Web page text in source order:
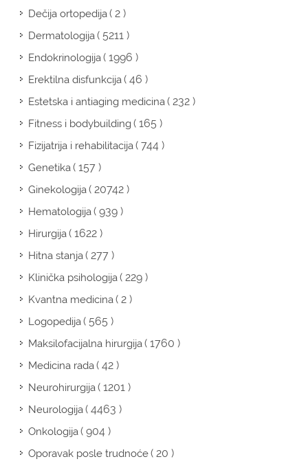
Dečija ortopedija( 2 )
Dermatologija( 5211 )
Endokrinologija( 1996 )
Erektilna disfunkcija( 46 )
Estetska i antiaging medicina( 232 )
Fitness i bodybuilding( 165 )
Fizijatrija i rehabilitacija( 744 )
Genetika( 157 )
Ginekologija( 20742 )
Hematologija( 939 )
Hirurgija( 1622 )
Hitna stanja( 277 )
Klinička psihologija( 229 )
Kvantna medicina( 2 )
Logopedija( 565 )
Maksilofacijalna hirurgija( 1760 )
Medicina rada( 42 )
Neurohirurgija( 1201 )
Neurologija( 4463 )
Onkologija( 904 )
Oporavak posle trudnoće( 20 )